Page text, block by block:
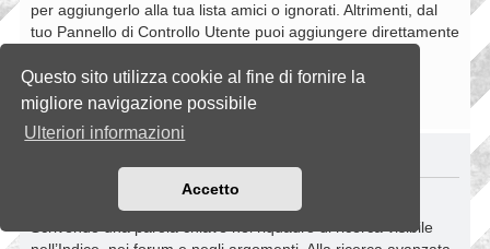
Questo sito utilizza cookie al fine di fornire la
migliore navigazione possibile
Ulteriori informazioni
Accetto
per aggiungerlo alla tua lista amici o ignorati. Altrimenti, dal
tuo Pannello di Controllo Utente puoi aggiungere direttamente
rimuovere un utente dalla lista dalla stessa pagina.
Top
Come si fanno le ricerche nella Board?
Scrivendo una parola chiave nel riquadro di ricerca visibile